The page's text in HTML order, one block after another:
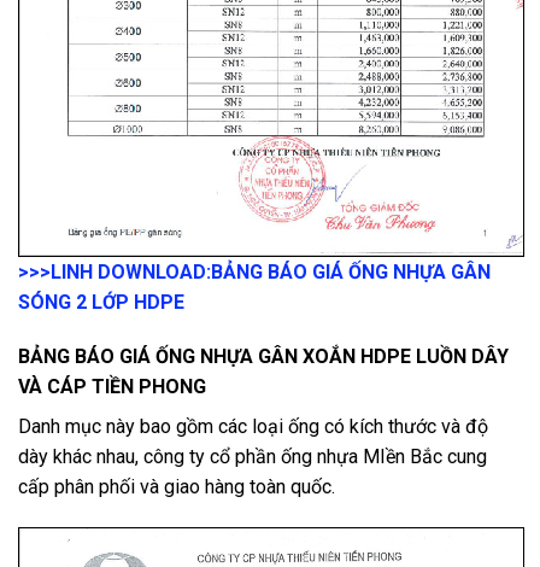
>>>LINH DOWNLOAD:BẢNG BÁO GIÁ ỐNG NHỰA GÂN
SÓNG 2 LỚP HDPE
BẢNG BÁO GIÁ ỐNG NHỰA GÂN XOẮN HDPE LUỒN DÂY
VÀ CÁP TIỀN PHONG
Danh mục này bao gồm các loại ống có kích thước và độ
dày khác nhau, công ty cổ phần ống nhựa MIền Bắc cung
cấp phân phối và giao hàng toàn quốc.